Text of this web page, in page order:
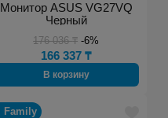
Монитор ASUS VG27VQ
Черный
176 036₸ -6%
166 337₸
В корзину
Family